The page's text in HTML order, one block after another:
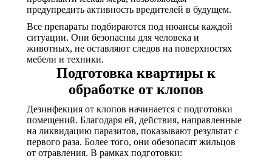
предупредить активность вредителей в будущем.
Все препараты подбираются под нюансы каждой
ситуации. Они безопасны для человека и
животных, не оставляют следов на поверхностях
мебели и техники.
Подготовка квартиры к
обработке от клопов
Дезинфекция от клопов начинается с подготовки
помещений. Благодаря ей, действия, направленные
на ликвидацию паразитов, показывают результат с
первого раза. Более того, они обезопасят жильцов
от отравления. В рамках подготовки: